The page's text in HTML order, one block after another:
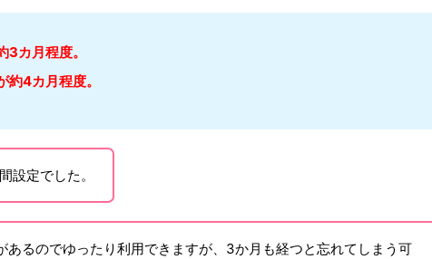
3カ月程度。
約4カ月程度。
設定でした。
あるのでゆったり利用できますが、3か月も経つと忘れてしまう可